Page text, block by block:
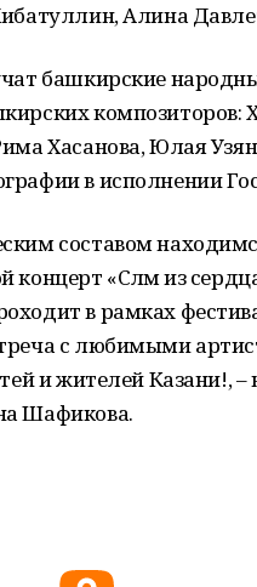
Алина
башкирские
композиторов:
Хасанова, Юлая
в исполнении
составом
концерт «Сәләм из
в рамках
с любимыми
и жителей Казани!,
Шафикова.